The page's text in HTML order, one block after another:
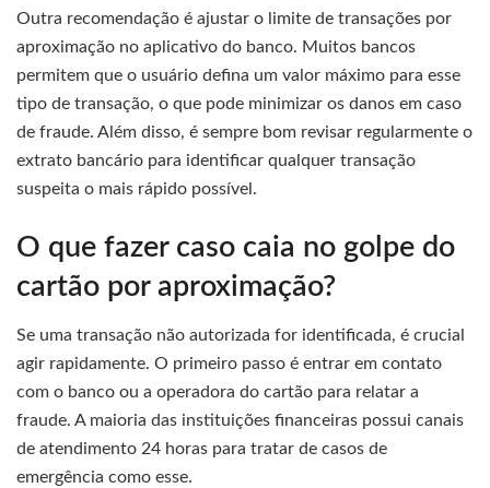
Outra recomendação é ajustar o limite de transações por
aproximação no aplicativo do banco. Muitos bancos
permitem que o usuário defina um valor máximo para esse
tipo de transação, o que pode minimizar os danos em caso
de fraude. Além disso, é sempre bom revisar regularmente o
extrato bancário para identificar qualquer transação
suspeita o mais rápido possível.
O que fazer caso caia no golpe do
cartão por aproximação?
Se uma transação não autorizada for identificada, é crucial
agir rapidamente. O primeiro passo é entrar em contato
com o banco ou a operadora do cartão para relatar a
fraude. A maioria das instituições financeiras possui canais
de atendimento 24 horas para tratar de casos de
emergência como esse.